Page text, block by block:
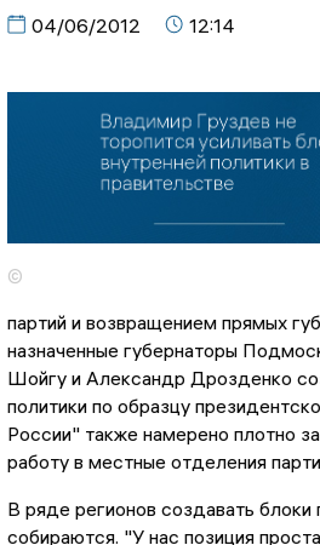
04/06/2012 12:14
©
партий и возвращением прямых
назначенные губернаторы
Шойгу и Александр Дрозденко
политики по образцу
России" также намерено плотно
работу в местные отделения
В ряде регионов создавать блоки
собираются. "У нас позиция